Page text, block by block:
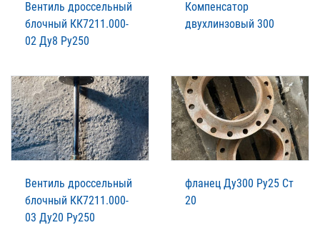
Вентиль дроссельный
блочный КК7211.000-
02 Ду8 Ру250
Компенсатор
двухлинзовый 300
Вентиль дроссельный
блочный КК7211.000-
03 Ду20 Ру250
фланец Ду300 Ру25 Ст
20